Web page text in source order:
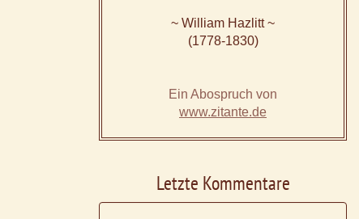
~ William Hazlitt ~
(1778-1830)
Ein Abospruch von
www.zitante.de
Letzte Kommentare